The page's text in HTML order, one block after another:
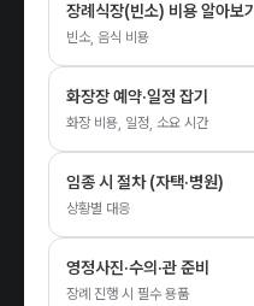
장례식장(빈소) 비용 알아보기
빈소, 음식 비용
화장장 예약·일정 잡기
화장 비용, 일정, 소요 시간
임종 시 절차 (자택·병원)
상황별 대응
영정사진·수의·관 준비
장례 진행 시 필수 용품